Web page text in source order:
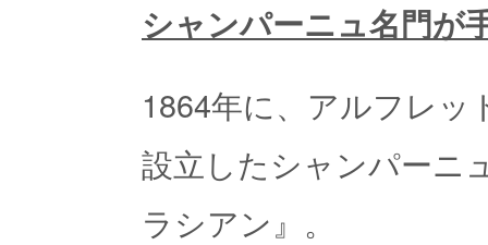
シャンパーニュ名門が
1864年に、アルフレ
設立したシャンパーニ
ラシアン』。